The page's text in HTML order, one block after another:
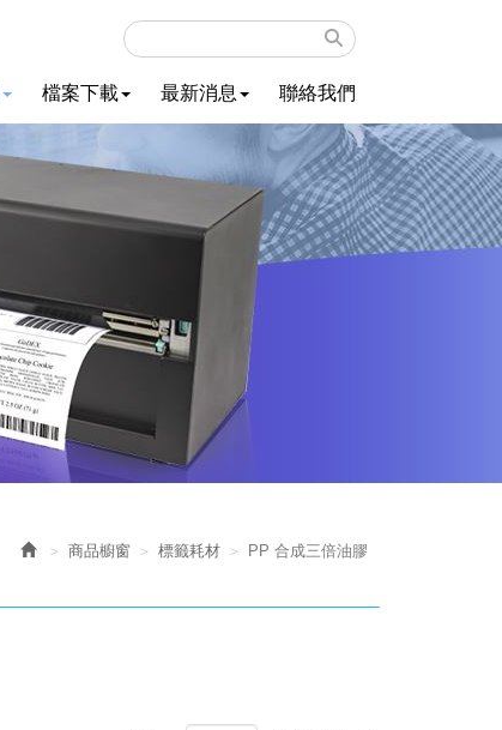
檔案下載 最新消息 聯絡我們
商品櫥窗 標籤耗材 PP 合成三倍油膠